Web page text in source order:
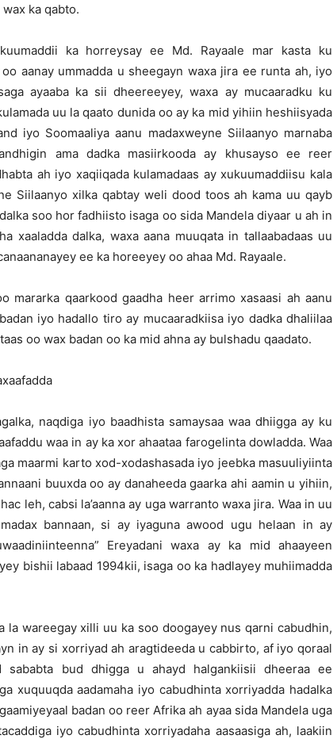
ka qabto.
ka horreysay ee Md. Rayaale mar kasta ku
aanay ummadda u sheegayn waxa jira ee runta ah, iyo
ayaaba ka sii dheereeyey, waxa ay mucaaradku ku
uu la qaato dunida oo ay ka mid yihiin heshiisyada
iyo Soomaaliya aanu madaxweyne Siilaanyo marnaba
ama dadka masiirkooda ay khusayso ee reer
ah iyo xaqiiqada kulamadaas ay xukuumaddiisu kala
Siilaanyo xilka qabtay weli dood toos ah kama uu qayb
soo hor fadhiisto isaga oo sida Mandela diyaar u ah in
xaaladda dalka, waxa aana muuqata in tallaabadaas uu
ee ka horeeyey oo ahaa Md. Rayaale.
mararka qaarkood gaadha heer arrimo xasaasi ah aanu
iyo hadallo tiro ay mucaaradkiisa iyo dadka dhaliilaa
oo wax badan oo ka mid ahna ay bulshadu qaadato.
naqdiga iyo baadhista samaysaa waa dhiigga ay ku
waa in ay ka xor ahaataa farogelinta dowladda. Waa
maarmi karto xod-xodashasada iyo jeebka masuuliyiinta
buuxda oo ay danaheeda gaarka ahi aamin u yihiin,
leh, cabsi la’aanna ay uga warranto waxa jira. Waa in uu
bannaan, si ay iyaguna awood ugu helaan in ay
Ereyadani waxa ay ka mid ahaayeen
bishii labaad 1994kii, isaga oo ka hadlayey muhiimadda
la wareegay xilli uu ka soo doogayey nus qarni cabudhin,
in ay si xorriyad ah aragtideeda u cabbirto, af iyo qoraal
sababta bud dhigga u ahayd halgankiisii dheeraa ee
xuquuqda aadamaha iyo cabudhinta xorriyadda hadalka
badan oo reer Afrika ah ayaa sida Mandela uga
iyo cabudhinta xorriyadaha aasaasiga ah, laakiin